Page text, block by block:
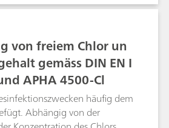
salpetrige Säure wird
zerstört bevor Uran(IV) mit
in Gegenwart
titriert wird.
von freiem Chlor un
gemäss DIN EN I
APHA 4500-Cl
häufig dem
Abhängig von der